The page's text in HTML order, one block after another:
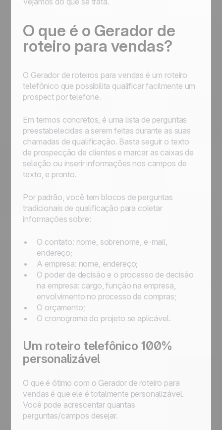
O que é o Gerador de
roteiro para vendas?
O Gerador de roteiros para vendas é um roteiro
telefônico que possibilita qualificar facilmente um
prospect por telefone.
Em termos concretos, é uma lista de perguntas
preestabelecidas a serem feitas durante as suas
chamadas de qualificação. Basta seguir o texto
de prospecção de clientes e marcar as caixas de
seleção ou inserir informações nos campos de
texto, e pronto.
Por padrão, você tem blocos de perguntas
tradicionais de qualificação para coletar
informações sobre:
O contato: nome, sobrenome, e-mail,
endereço;
A empresa: nome, endereço;
O poder de decisão e o processo de decisão
na empresa: cargo, função na empresa,
envolvimento no processo de compras;
O orçamento;
O cronograma do projeto se aplicável.
Um roteiro telefônico 100%
personalizável
O que é ótimo com o Gerador de roteiro para
vendas é que ele é totalmente personalizável.
Você pode acrescentar quantas
perguntas/campos desejar.